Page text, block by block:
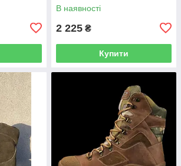
В наявності
2 225 ₴
Купити